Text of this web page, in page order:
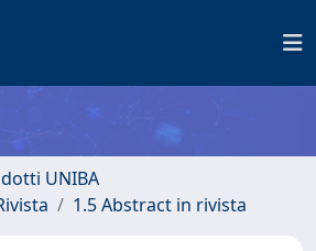
UNIBA
1.5 Abstract in rivista